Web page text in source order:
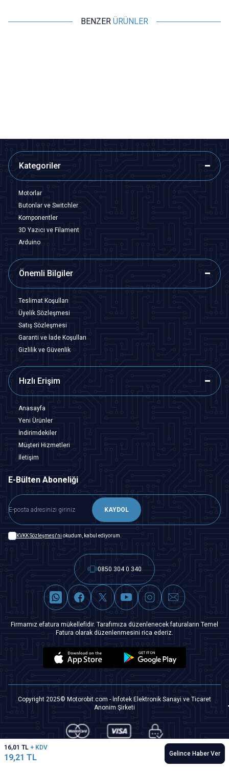
16,01 TL + KDV
19,21 TL Gelince Haber Ver
BENZER ÜRÜNLER
Kategoriler
Motorlar
Butonlar ve Switchler
Komponentler
3D Yazıcı ve Filament
Arduino
Önemli Bilgiler
Teslimat Koşulları
Üyelik Sözleşmesi
Satış Sözleşmesi
Garanti ve İade Koşulları
Gizlilik ve Güvenlik
Hızlı Erişim
Anasayfa
Yeni Ürünler
İndirimdekiler
Müşteri Hizmetleri
İletişim
E-Bülten Aboneliği
KAYDOL
KVKK Sözleşmesi'ni okudum, kabul ediyorum.
0850 304 0 340
Firmamız efatura mükellefidir. Tarafımıza düzenlenecek faturaların Temel
Fatura olarak düzenlenmesini rica ederiz.
Copyright 2025© Motorobit.com - İnfotek Elektronik Sanayi ve Ticaret
Anonim Şirketi